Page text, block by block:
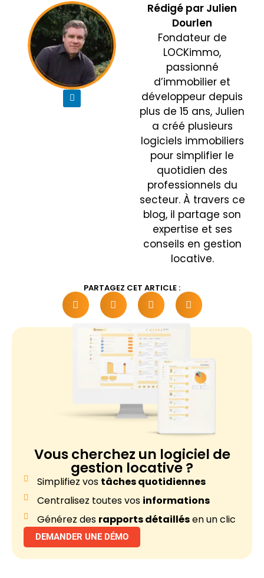
Rédigé par Julien
Dourlen
Fondateur de
LOCKimmo,
passionné
d’immobilier et
développeur depuis
plus de 15 ans, Julien
a créé plusieurs
logiciels immobiliers
pour simplifier le
quotidien des
professionnels du
secteur. À travers ce
blog, il partage son
expertise et ses
conseils en gestion
locative.
PARTAGEZ CET ARTICLE :
Vous cherchez un logiciel de
gestion locative ?
Simplifiez vos tâches quotidiennes
Centralisez toutes vos informations
Générez des rapports détaillésen un clic
DEMANDER UNE DÉMO